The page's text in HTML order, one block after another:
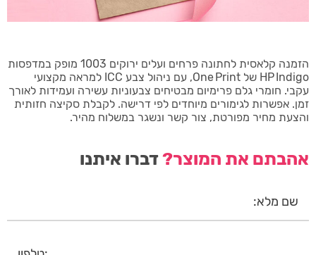
הזמנה קלאסית לחתונה פרחים ועלים ירוקים 1003 מופק במדפסות
HP Indigo של One Print, עם ניהול צבע ICC למראה מקצועי
עקבי. חומרי גלם פרימיום מבטיחים צבעוניות עשירה ועמידות לאורך
זמן. אפשרות לגימורים מיוחדים לפי דרישה. לקבלת סקיצה חזותית
והצעת מחיר מפורטת, צור קשר ונשגר במשלוח מהיר.
אהבתם את המוצר?דברו איתנו